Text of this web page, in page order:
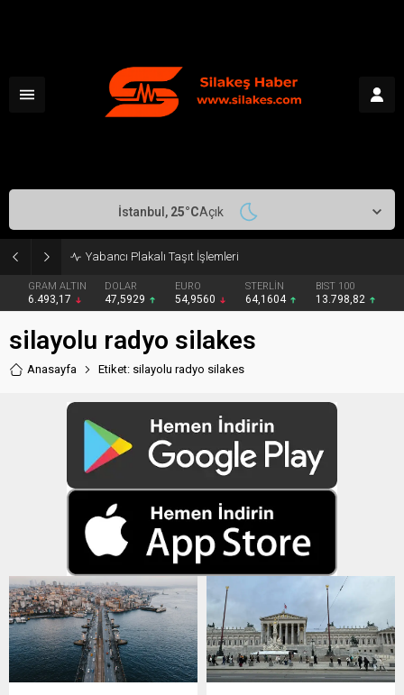
Yabancı Plakalı Taşıt İşlemleri
GRAM ALTIN
6.493,17
DOLAR
47,5929
EURO
54,9560
STERLİN
64,1604
BIST 100
13.798,82
İstanbul, 25°CAçık
silayolu radyo silakes
Anasayfa Etiket: silayolu radyo silakes